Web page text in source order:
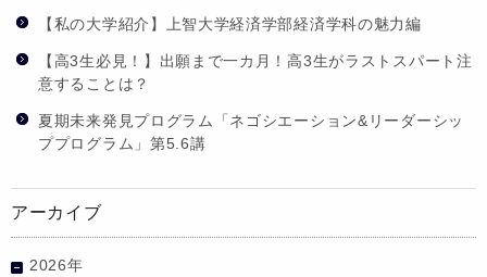
【私の大学紹介】上智大学経済学部経済学科の魅力編
【高3生必見！】出願まで一カ月！高3生がラストスパート注
意することは？
夏期未来発見プログラム「ネゴシエーション&リーダーシッ
ププログラム」第5.6講
アーカイブ
2026年